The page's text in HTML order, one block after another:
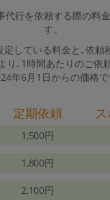
代行を依頼する際の料
す。
定している料金と､依頼
り､1時間あたりのご依
年6月1日からの価格で
定期依頼
1,500円
1,800円
2,100円